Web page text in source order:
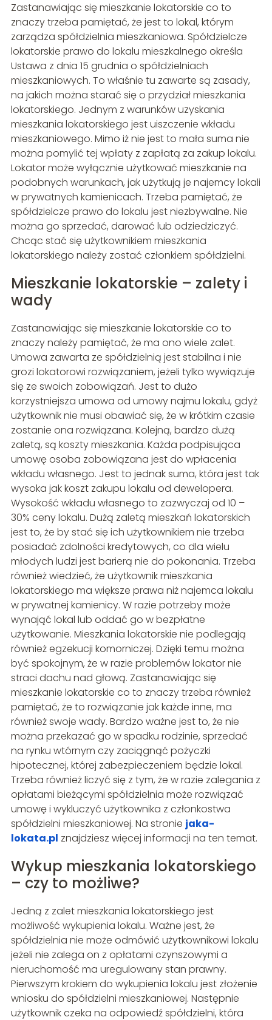
Zastanawiając się mieszkanie lokatorskie co to
znaczy trzeba pamiętać, że jest to lokal, którym
zarządza spółdzielnia mieszkaniowa. Spółdzielcze
lokatorskie prawo do lokalu mieszkalnego określa
Ustawa z dnia 15 grudnia o spółdzielniach
mieszkaniowych. To właśnie tu zawarte są zasady,
na jakich można starać się o przydział mieszkania
lokatorskiego. Jednym z warunków uzyskania
mieszkania lokatorskiego jest uiszczenie wkładu
mieszkaniowego. Mimo iż nie jest to mała suma nie
można pomylić tej wpłaty z zapłatą za zakup lokalu.
Lokator może wyłącznie użytkować mieszkanie na
podobnych warunkach, jak użytkują je najemcy lokali
w prywatnych kamienicach. Trzeba pamiętać, że
spółdzielcze prawo do lokalu jest niezbywalne. Nie
można go sprzedać, darować lub odziedziczyć.
Chcąc stać się użytkownikiem mieszkania
lokatorskiego należy zostać członkiem spółdzielni.
Mieszkanie lokatorskie – zalety i
wady
Zastanawiając się mieszkanie lokatorskie co to
znaczy należy pamiętać, że ma ono wiele zalet.
Umowa zawarta ze spółdzielnią jest stabilna i nie
grozi lokatorowi rozwiązaniem, jeżeli tylko wywiązuje
się ze swoich zobowiązań. Jest to dużo
korzystniejsza umowa od umowy najmu lokalu, gdyż
użytkownik nie musi obawiać się, że w krótkim czasie
zostanie ona rozwiązana. Kolejną, bardzo dużą
zaletą, są koszty mieszkania. Każda podpisująca
umowę osoba zobowiązana jest do wpłacenia
wkładu własnego. Jest to jednak suma, która jest tak
wysoka jak koszt zakupu lokalu od dewelopera.
Wysokość wkładu własnego to zazwyczaj od 10 –
30% ceny lokalu. Dużą zaletą mieszkań lokatorskich
jest to, że by stać się ich użytkownikiem nie trzeba
posiadać zdolności kredytowych, co dla wielu
młodych ludzi jest barierą nie do pokonania. Trzeba
również wiedzieć, że użytkownik mieszkania
lokatorskiego ma większe prawa niż najemca lokalu
w prywatnej kamienicy. W razie potrzeby może
wynająć lokal lub oddać go w bezpłatne
użytkowanie. Mieszkania lokatorskie nie podlegają
również egzekucji komorniczej. Dzięki temu można
być spokojnym, że w razie problemów lokator nie
straci dachu nad głową. Zastanawiając się
mieszkanie lokatorskie co to znaczy trzeba również
pamiętać, że to rozwiązanie jak każde inne, ma
również swoje wady. Bardzo ważne jest to, że nie
można przekazać go w spadku rodzinie, sprzedać
na rynku wtórnym czy zaciągnąć pożyczki
hipotecznej, której zabezpieczeniem będzie lokal.
Trzeba również liczyć się z tym, że w razie zalegania z
opłatami bieżącymi spółdzielnia może rozwiązać
umowę i wykluczyć użytkownika z członkostwa
spółdzielni mieszkaniowej. Na stronie jaka-
lokata.pl znajdziesz więcej informacji na ten temat.
Wykup mieszkania lokatorskiego
– czy to możliwe?
Jedną z zalet mieszkania lokatorskiego jest
możliwość wykupienia lokalu. Ważne jest, że
spółdzielnia nie może odmówić użytkownikowi lokalu
jeżeli nie zalega on z opłatami czynszowymi a
nieruchomość ma uregulowany stan prawny.
Pierwszym krokiem do wykupienia lokalu jest złożenie
wniosku do spółdzielni mieszkaniowej. Następnie
użytkownik czeka na odpowiedź spółdzielni, która